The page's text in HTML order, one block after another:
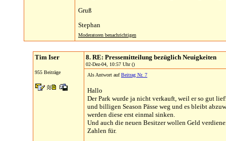
Gruß
Stephan
Moderatoren benachrichtigen
Tim Iser
955 Beiträge
8. RE: Pressemitteilung bezüglich Neuigkeiten
02-Dez-04, 10:57 Uhr ()
Als Antwort aufBeitrag Nr. 7
Hallo
Der Park wurde ja nicht verkauft, weil er so gut
und billigen Season Pässe weg und es bleibt
werden diese erst einmal sinken.
Und auch die neuen Besitzer wollen Geld
Zahlen für.